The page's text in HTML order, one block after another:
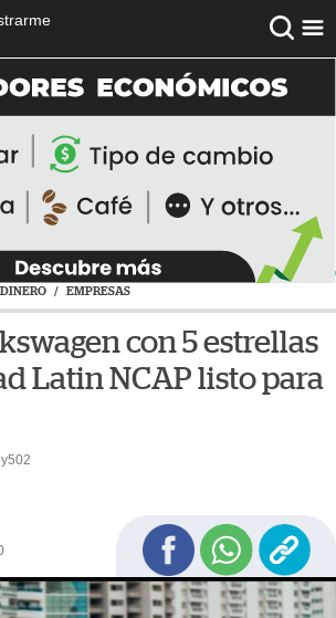
DINERO / EMPRESAS
con 5 estrellas
Latin NCAP listo para